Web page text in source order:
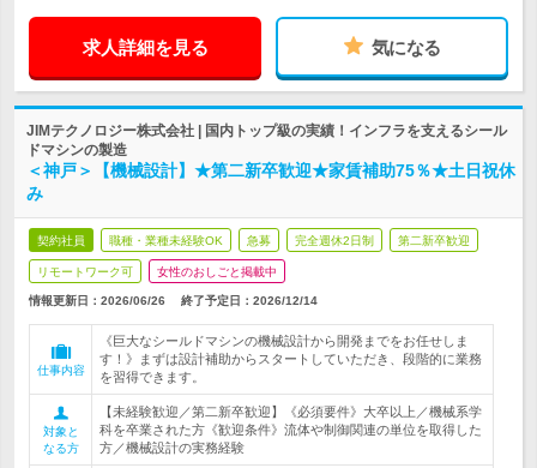
求人詳細を見る 気になる
JIMテクノロジー株式会社 | 国内トップ級の実績！インフラを支えるシール
ドマシンの製造
＜神戸＞【機械設計】★第二新卒歓迎★家賃補助75％★土日祝休
み
契約社員 職種・業種未経験OK 急募 完全週休2日制 第二新卒歓迎
リモートワーク可 女性のおしごと掲載中
情報更新日：2026/06/26 終了予定日： 2026/12/14
仕事内容
《巨大なシールドマシンの機械設計から開発までをお任せしま
す！》まずは設計補助からスタートしていただき、段階的に業務
を習得できます。
対象と
なる方
【未経験歓迎／第二新卒歓迎】《必須要件》大卒以上／機械系学
科を卒業された方《歓迎条件》流体や制御関連の単位を取得した
方／機械設計の実務経験